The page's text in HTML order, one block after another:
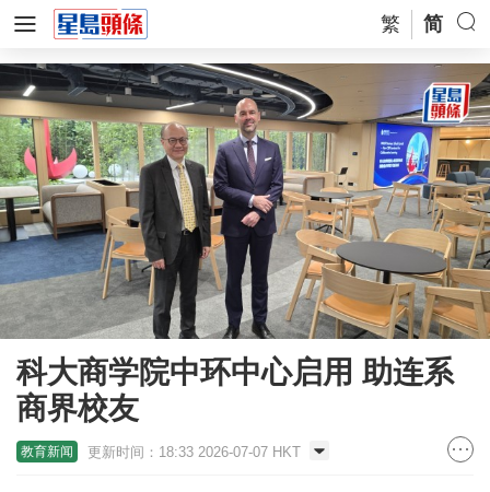
繁 简
科大商学院中环中心启用 助连系
商界校友
教育新闻 更新时间：18:33 2026-07-07 HKT